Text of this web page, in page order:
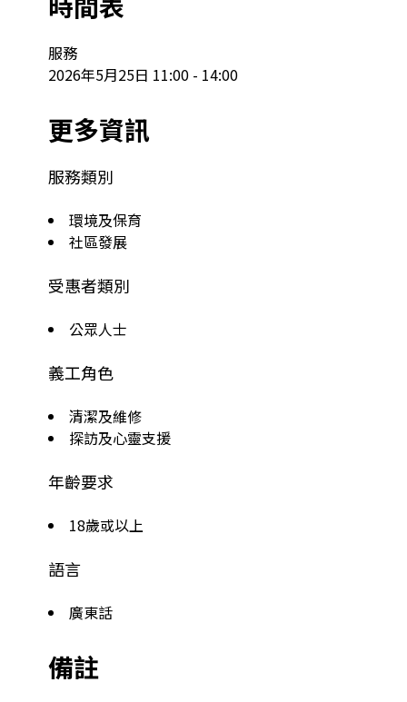
服務
2026年5月25日 11:00 - 14:00
更多資訊
服務類別
環境及保育
社區發展
受惠者類別
公眾人士
義工角色
清潔及維修
探訪及心靈支援
年齡要求
18歲或以上
語言
廣東話
備註